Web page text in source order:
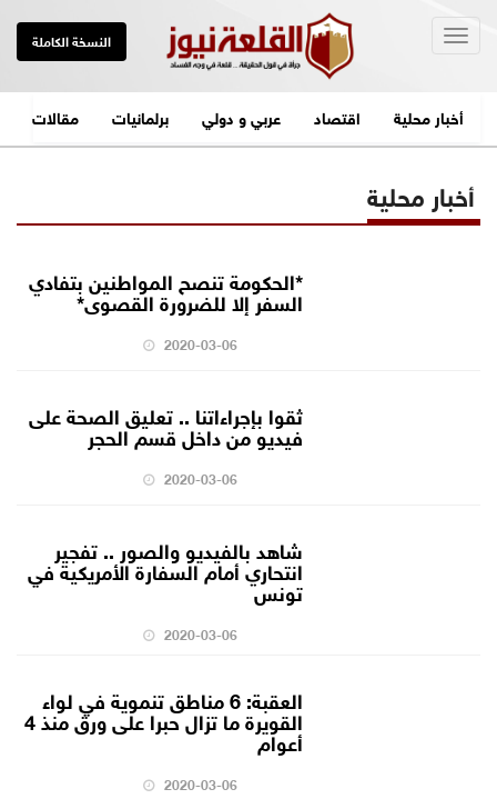
النسخة الكاملة
أخبار محلية اقتصاد عربي و دولي برلمانيات مقالات
أخبار محلية
*الحكومة تنصح المواطنين بتفادي
السفر إلا للضرورة القصوى*
2020-03-06
ثقوا بإجراءاتنا .. تعليق الصحة على
فيديو من داخل قسم الحجر
2020-03-06
شاهد بالفيديو والصور .. تفجير
انتحاري أمام السفارة الأمريكية في
تونس
2020-03-06
العقبة: 6 مناطق تنموية في لواء
القويرة ما تزال حبرا على ورق منذ 4
أعوام
2020-03-06